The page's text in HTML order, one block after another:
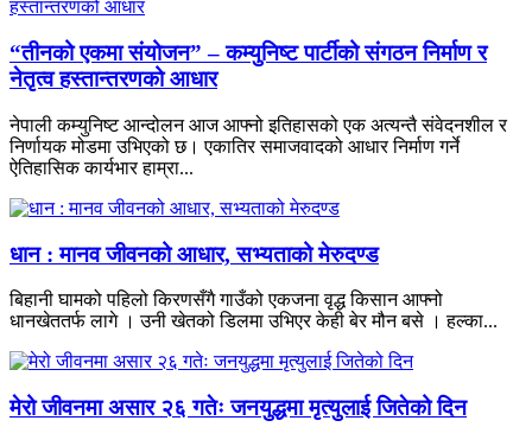
“तीनको एकमा संयोजन” – कम्युनिष्ट पार्टीको संगठन निर्माण र
नेतृत्व हस्तान्तरणको आधार
नेपाली कम्युनिष्ट आन्दोलन आज आफ्नो इतिहासको एक अत्यन्तै संवेदनशील र
निर्णायक मोडमा उभिएको छ। एकातिर समाजवादको आधार निर्माण गर्ने
ऐतिहासिक कार्यभार हाम्रा...
धान : मानव जीवनको आधार, सभ्यताको मेरुदण्ड
बिहानी घामको पहिलो किरणसँगै गाउँको एकजना वृद्ध किसान आफ्नो
धानखेततर्फ लागे । उनी खेतको डिलमा उभिएर केही बेर मौन बसे । हल्का...
मेरो जीवनमा असार २६ गतेः जनयुद्धमा मृत्युलाई जितेको दिन